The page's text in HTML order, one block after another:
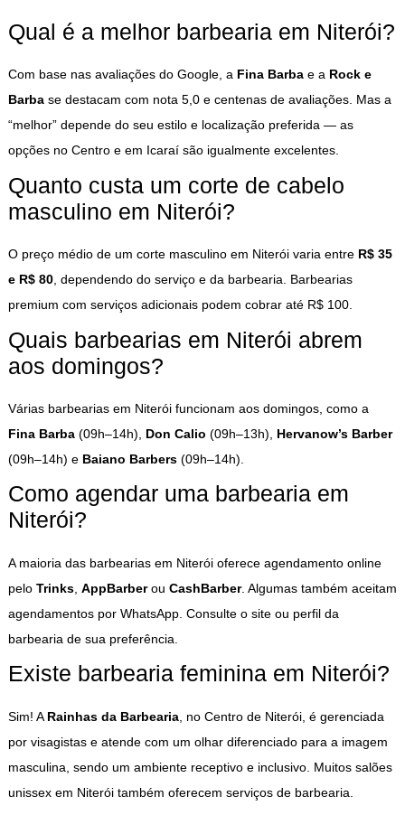
Qual é a melhor barbearia em Niterói?
Com base nas avaliações do Google, a Fina Barbae a Rock e
Barbase destacam com nota 5,0 e centenas de avaliações. Mas a
“melhor” depende do seu estilo e localização preferida — as
opções no Centro e em Icaraí são igualmente excelentes.
Quanto custa um corte de cabelo
masculino em Niterói?
O preço médio de um corte masculino em Niterói varia entre R$ 35
e R$ 80, dependendo do serviço e da barbearia. Barbearias
premium com serviços adicionais podem cobrar até R$ 100.
Quais barbearias em Niterói abrem
aos domingos?
Várias barbearias em Niterói funcionam aos domingos, como a
Fina Barba(09h–14h), Don Calio (09h–13h), Hervanow’s Barber
(09h–14h) e Baiano Barbers(09h–14h).
Como agendar uma barbearia em
Niterói?
A maioria das barbearias em Niterói oferece agendamento online
pelo Trinks, AppBarberou CashBarber. Algumas também aceitam
agendamentos por WhatsApp. Consulte o site ou perfil da
barbearia de sua preferência.
Existe barbearia feminina em Niterói?
Sim! A Rainhas da Barbearia, no Centro de Niterói, é gerenciada
por visagistas e atende com um olhar diferenciado para a imagem
masculina, sendo um ambiente receptivo e inclusivo. Muitos salões
unissex em Niterói também oferecem serviços de barbearia.